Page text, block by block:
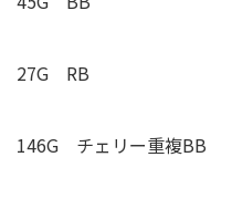
27G RB
146G チェリー重複BB